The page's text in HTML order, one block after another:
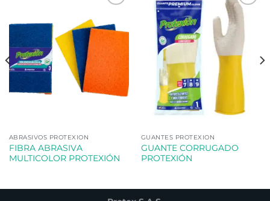
a la
lista de
deseos
ABRASIVOS PROTEXION
FIBRA ABRASIVA
MULTICOLOR PROTEXIÓN
Añadir
GUANTES PROTEXION
GUANTE CORRUGADO
PROTEXIÓN